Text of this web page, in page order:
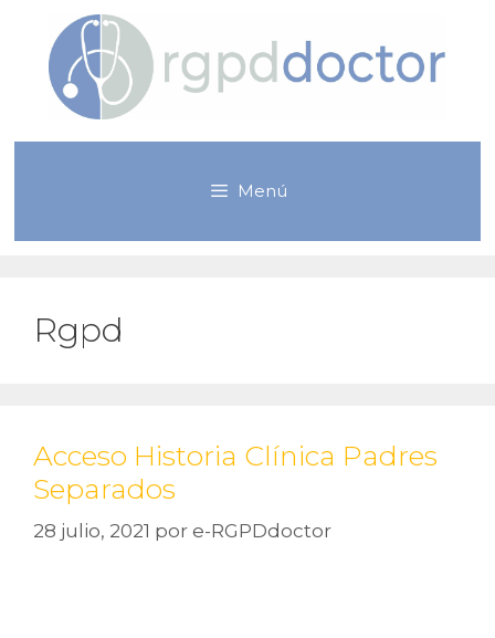
contenido
Menú
Rgpd
Acceso Historia Clínica Padres
Separados
28 julio, 2021 por e-RGPDdoctor